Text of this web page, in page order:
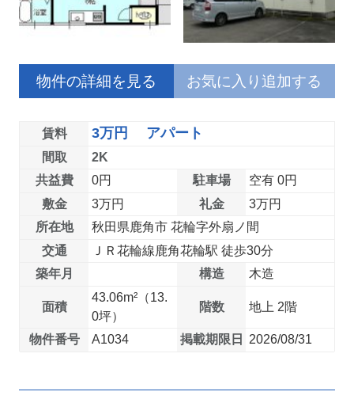
物件の詳細を見る お気に入り追加する
賃料 3万円 アパート
間取
2K
共益費
0円 駐車場
空有 0円
敷金
3万円 礼金
3万円
所在地
秋田県鹿角市 花輪字外扇ノ間
交通
ＪＲ花輪線鹿角花輪駅 徒歩30分
築年月
構造 木造
面積
43.06m²（13.
0坪）
階数 地上 2階
物件番号 A1034 掲載期限日 2026/08/31